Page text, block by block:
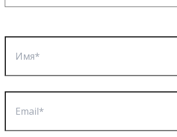
Имя*
Email*